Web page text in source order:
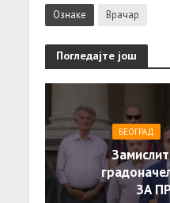
Ознаке Врачар
Погледајте још
БЕОГРАД
ЗА